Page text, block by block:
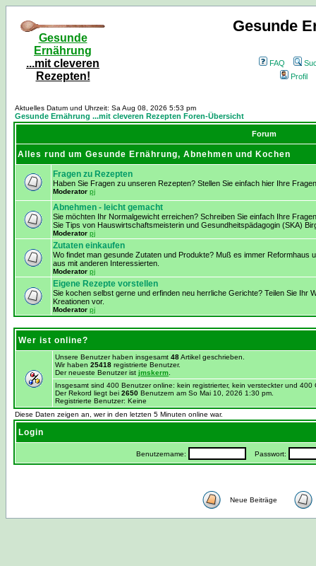
Gesunde
Ernährung
...mit cleveren
Rezepten!
Gesunde
FAQ
Profil
Aktuelles Datum und Uhrzeit: Sa Aug 08, 2026 5:53 pm
Gesunde Ernährung ...mit cleveren Rezepten Foren-Übersicht
Forum
Alles rund um Gesunde Ernährung, Abnehmen und Kochen
Fragen zu Rezepten
Haben Sie Fragen zu unseren Rezepten? Stellen Sie einfach hier Ihre
Moderator pj
Abnehmen - leicht gemacht
Sie möchten Ihr Normalgewicht erreichen? Schreiben Sie einfach Ihre
Sie Tips von Hauswirtschaftsmeisterin und Gesundheitspädagogin (SKA)
Moderator pj
Zutaten einkaufen
Wo findet man gesunde Zutaten und Produkte? Muß es immer Reformhaus
aus mit anderen Interessierten.
Moderator pj
Eigene Rezepte vorstellen
Sie kochen selbst gerne und erfinden neu herrliche Gerichte? Teilen Sie Ihr
Kreationen vor.
Moderator pj
Wer ist online?
Unsere Benutzer haben insgesamt 48Artikel geschrieben.
Wir haben 25418 registrierte Benutzer.
Der neueste Benutzer ist jmskerm
Insgesamt sind 400 Benutzer online: kein registrierter, kein versteckter und
Der Rekord liegt bei 2650 Benutzern am So Mai 10, 2026 1:30 pm.
Registrierte Benutzer: Keine
Diese Daten zeigen an, wer in den letzten 5 Minuten online war.
Login
Benutzername: Passwort:
Neue Beiträge